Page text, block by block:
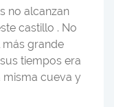
no alcanzan
castillo . No
más grande
tiempos era
misma cueva y